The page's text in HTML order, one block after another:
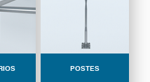
POSTES